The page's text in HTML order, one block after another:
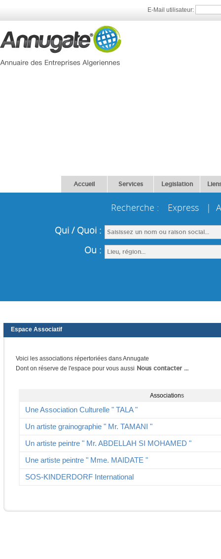
E-Mail utilisateur:
Accueil Services Legislation
Espace Associatif
Voici les associations répertoriées dans Annugate
Dont on réserve de l'espace pour vous aussi Nous contacter ...
Associations
Une Association Culturelle " TALA "
Un artiste grainographie " Mr. TAMANI "
Un artiste peintre " Mr. ABDELLAH SI MOHAMED "
Une artiste peintre " Mme. MAIDATE "
SOS-KINDERDORF International